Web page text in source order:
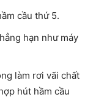
cầu thứ 5.
hạn như máy
làm rơi vãi chất
hút hầm cầu